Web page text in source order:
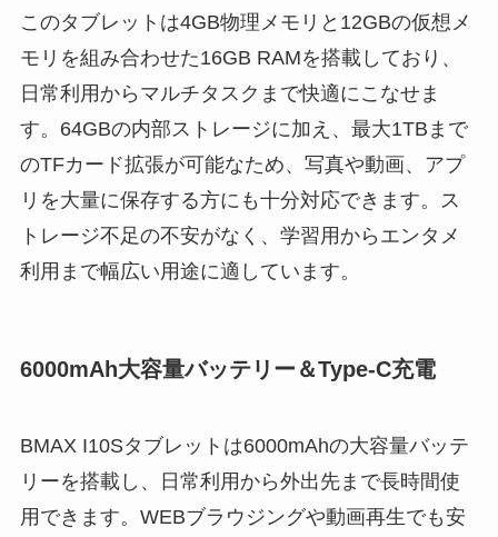
このタブレットは4GB物理メモリと12GBの仮想メ
モリを組み合わせた16GB RAMを搭載しており、
日常利用からマルチタスクまで快適にこなせま
す。64GBの内部ストレージに加え、最大1TBまで
のTFカード拡張が可能なため、写真や動画、アプ
リを大量に保存する方にも十分対応できます。ス
トレージ不足の不安がなく、学習用からエンタメ
利用まで幅広い用途に適しています。
6000mAh大容量バッテリー＆Type-C充電
BMAX I10Sタブレットは6000mAhの大容量バッテ
リーを搭載し、日常利用から外出先まで長時間使
用できます。WEBブラウジングや動画再生でも安